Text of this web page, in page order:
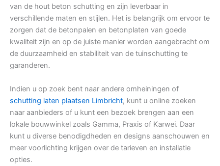
van de hout beton schutting en zijn leverbaar in
verschillende maten en stijlen. Het is belangrijk om ervoor te
zorgen dat de betonpalen en betonplaten van goede
kwaliteit zijn en op de juiste manier worden aangebracht om
de duurzaamheid en stabiliteit van de tuinschutting te
garanderen.
Indien u op zoek bent naar andere omheiningen of
schutting laten plaatsen Limbricht, kunt u online zoeken
naar aanbieders of u kunt een bezoek brengen aan een
lokale bouwwinkel zoals Gamma, Praxis of Karwei. Daar
kunt u diverse benodigdheden en designs aanschouwen en
meer voorlichting krijgen over de tarieven en installatie
opties.